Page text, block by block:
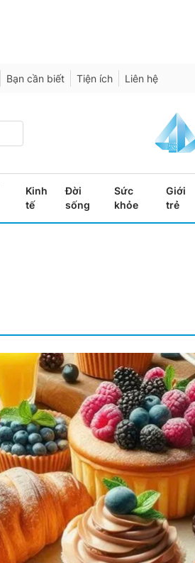
Bạn cần biết Tiện ích Liên hệ
Kinh
tế
Đời
sống
Sức
khỏe
Giới
trẻ